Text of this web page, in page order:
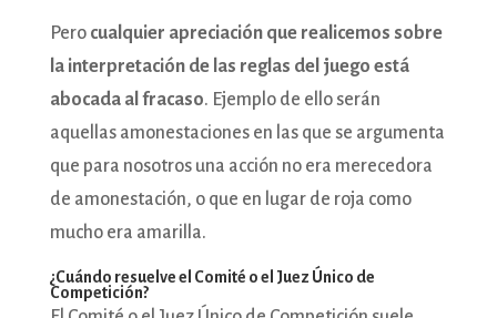
Pero cualquier apreciación que realicemos sobre
la interpretación de las reglas del juego está
abocada al fracaso. Ejemplo de ello serán
aquellas amonestaciones en las que se argumenta
que para nosotros una acción no era merecedora
de amonestación, o que en lugar de roja como
mucho era amarilla.
¿Cuándo resuelve el Comité o el Juez Único de
Competición?